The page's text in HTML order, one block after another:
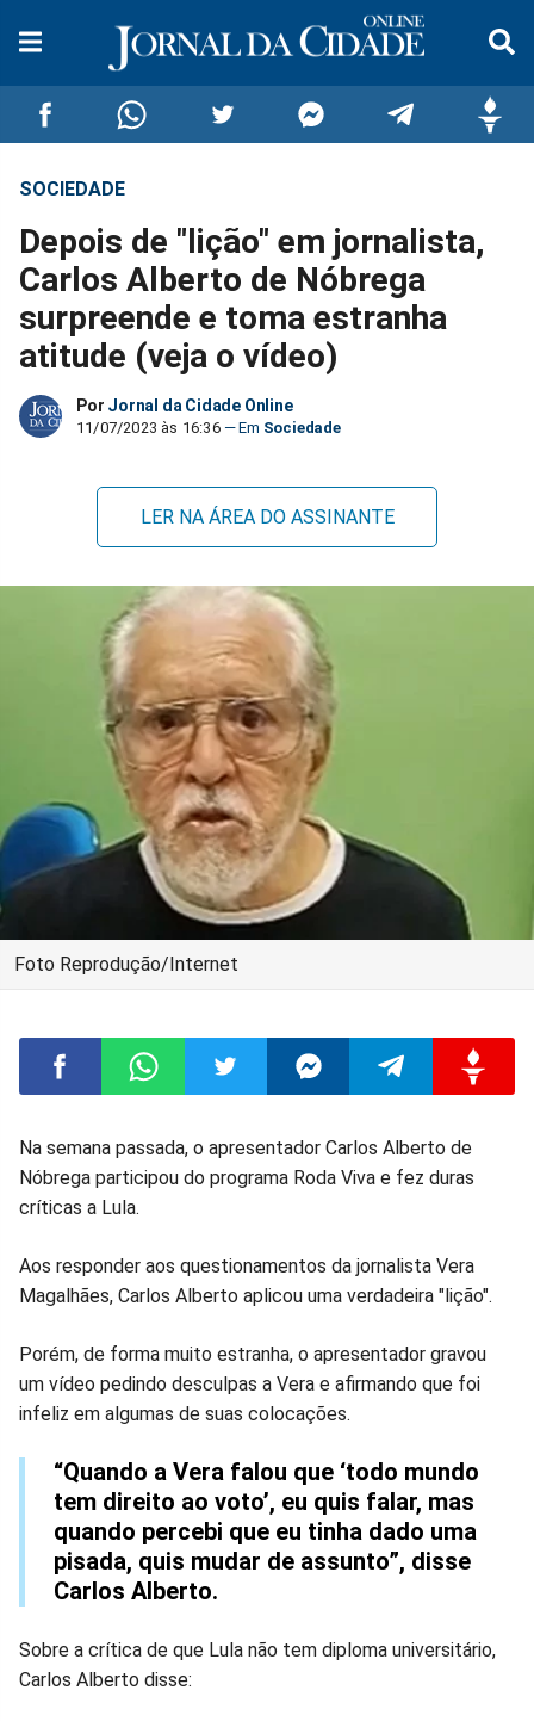
Compartilhar
no
Facebook
Compartilhar
no
Whatsapp
no
Twitter
no
Messenger
no
Telegram
no
SOCIEDADE
Depois de "lição" em jornalista,
Carlos Alberto de Nóbrega
surpreende e toma estranha
atitude (veja o vídeo)
Por Jornal da Cidade Online
11/07/2023 às 16:36 Sociedade
LER NA ÁREA DO ASSINANTE
Foto Reprodução/Internet
Compartilhar
no
Facebook
Compartilhar
no
Whatsapp
Compartilhar
Twitter
Compartilhar
Messenger
Compartilhar
TelegramGettr
Na semana passada, o apresentador Carlos Alberto de
Nóbrega participou do programa Roda Viva e fez duras
críticas a Lula.
Aos responder aos questionamentos da jornalista Vera
Magalhães, Carlos Alberto aplicou uma verdadeira "lição".
Porém, de forma muito estranha, o apresentador gravou
um vídeo pedindo desculpas a Vera e afirmando que foi
infeliz em algumas de suas colocações.
“Quando a Vera falou que ‘todo mundo
tem direito ao voto’, eu quis falar, mas
quando percebi que eu tinha dado uma
pisada, quis mudar de assunto”, disse
Carlos Alberto.
Sobre a crítica de que Lula não tem diploma universitário,
Carlos Alberto disse: